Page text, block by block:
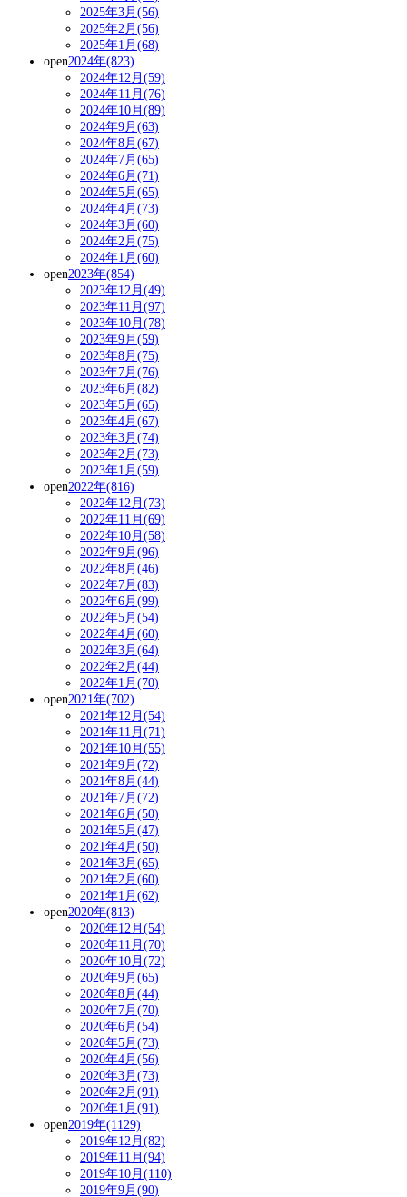
2025年3月(56)
2025年2月(56)
2025年1月(68)
open2024年(823)
2024年12月(59)
2024年11月(76)
2024年10月(89)
2024年9月(63)
2024年8月(67)
2024年7月(65)
2024年6月(71)
2024年5月(65)
2024年4月(73)
2024年3月(60)
2024年2月(75)
2024年1月(60)
open2023年(854)
2023年12月(49)
2023年11月(97)
2023年10月(78)
2023年9月(59)
2023年8月(75)
2023年7月(76)
2023年6月(82)
2023年5月(65)
2023年4月(67)
2023年3月(74)
2023年2月(73)
2023年1月(59)
open2022年(816)
2022年12月(73)
2022年11月(69)
2022年10月(58)
2022年9月(96)
2022年8月(46)
2022年7月(83)
2022年6月(99)
2022年5月(54)
2022年4月(60)
2022年3月(64)
2022年2月(44)
2022年1月(70)
open2021年(702)
2021年12月(54)
2021年11月(71)
2021年10月(55)
2021年9月(72)
2021年8月(44)
2021年7月(72)
2021年6月(50)
2021年5月(47)
2021年4月(50)
2021年3月(65)
2021年2月(60)
2021年1月(62)
open2020年(813)
2020年12月(54)
2020年11月(70)
2020年10月(72)
2020年9月(65)
2020年8月(44)
2020年7月(70)
2020年6月(54)
2020年5月(73)
2020年4月(56)
2020年3月(73)
2020年2月(91)
2020年1月(91)
open2019年(1129)
2019年12月(82)
2019年11月(94)
2019年10月(110)
2019年9月(90)